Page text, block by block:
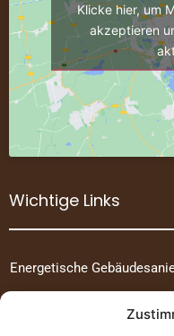
Klicke hier, um
akzeptieren
Wichtige Links
Energetische